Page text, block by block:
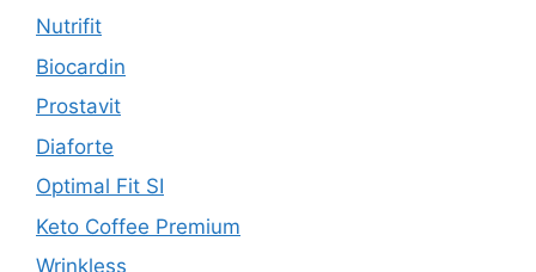
Nutrifit
Biocardin
Prostavit
Diaforte
Optimal Fit SI
Keto Coffee Premium
Wrinkless